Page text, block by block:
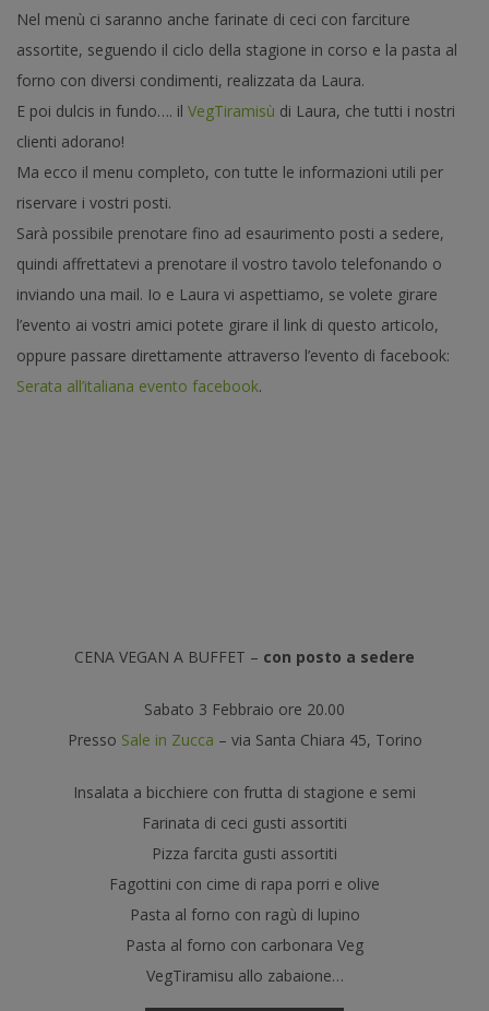
Nel menù ci saranno anche farinate di ceci con farciture
assortite, seguendo il ciclo della stagione in corso e la pasta al
forno con diversi condimenti, realizzata da Laura.
E poi dulcis in fundo…. il VegTiramisù di Laura, che tutti i nostri
clienti adorano!
Ma ecco il menu completo, con tutte le informazioni utili per
riservare i vostri posti.
Sarà possibile prenotare fino ad esaurimento posti a sedere,
quindi affrettatevi a prenotare il vostro tavolo telefonando o
inviando una mail. Io e Laura vi aspettiamo, se volete girare
l’evento ai vostri amici potete girare il link di questo articolo,
oppure passare direttamente attraverso l’evento di facebook:
Serata all’italiana evento facebook.
CENA VEGAN A BUFFET – con posto a sedere
Sabato 3 Febbraio ore 20.00
Presso Sale in Zucca – via Santa Chiara 45, Torino
Insalata a bicchiere con frutta di stagione e semi
Farinata di ceci gusti assortiti
Pizza farcita gusti assortiti
Fagottini con cime di rapa porri e olive
Pasta al forno con ragù di lupino
Pasta al forno con carbonara Veg
VegTiramisu allo zabaione…
▬▬▬▬▬▬▬▬▬▬▬▬▬